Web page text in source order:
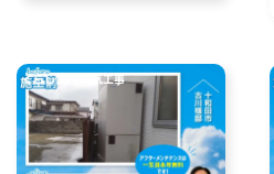
くらし快適 電気工事